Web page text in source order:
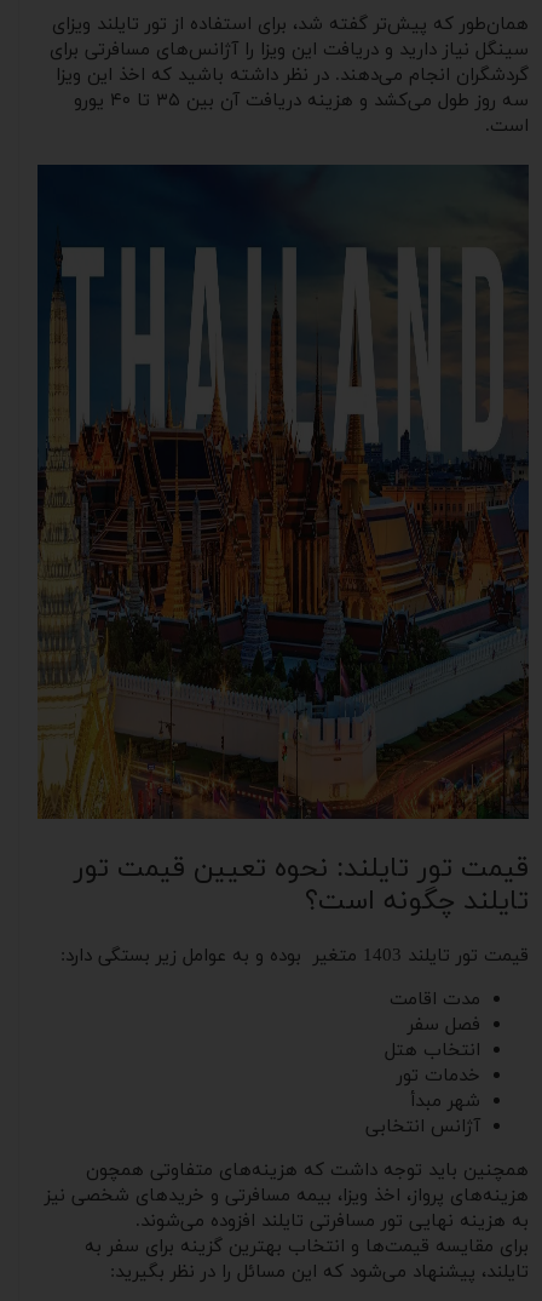
همان‌طور که پیش‌تر گفته شد، برای استفاده از تور تایلند ویزای
سینگل نیاز دارید و دریافت این ویزا را آژانس‌های مسافرتی برای
گردشگران انجام می‌دهند. در نظر داشته باشید که اخذ این ویزا
سه روز طول می‌کشد و هزینه دریافت آن بین ۳۵ تا ۴۰ یورو
است.
قیمت تور تایلند: نحوه تعیین قیمت تور
تایلند چگونه است؟
قیمت تور تایلند 1403 متغیر بوده و به عوامل زیر بستگی دارد:
مدت اقامت
فصل سفر
انتخاب هتل
خدمات تور
شهر مبدأ
آژانس انتخابی
همچنین باید توجه داشت که هزینه‌های متفاوتی همچون
هزینه‌های پرواز، اخذ ویزا، بیمه مسافرتی و خریدهای شخصی نیز
به هزینه نهایی تور مسافرتی تایلند افزوده می‌شوند.
برای مقایسه قیمت‌ها و انتخاب بهترین گزینه برای سفر به
تایلند، پیشنهاد می‌شود که این مسائل را در نظر بگیرید: